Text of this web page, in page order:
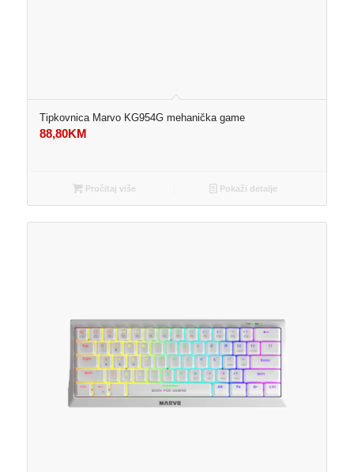
Tipkovnica Marvo KG954G mehanička game
88,80KM
Pročitaj više Pokaži detalje